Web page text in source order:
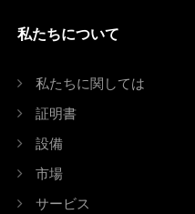
私たちについて
私たちに関しては
証明書
設備
市場
サービス